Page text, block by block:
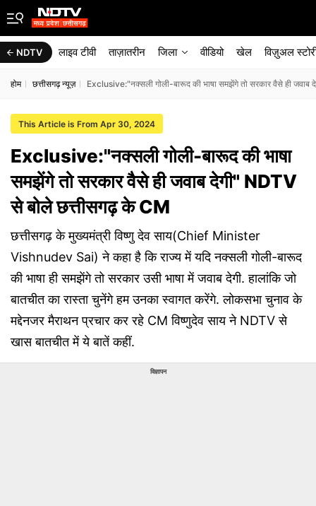
NDTV लाइव टीवी ताज़ातरीन जिला वीडियो खेल विज़ुअल
होम छत्तीसगढ़ न्यूज़ Exclusive:"नक्सली गोली-बारूद की भाषा समझेंगे तो सरकार वैसे ही
This Article is From Apr 30, 2024
Exclusive:"नक्सली गोली-बारूद की भाषा
समझेंगे तो सरकार वैसे ही जवाब देगी" NDTV
से बोले छत्तीसगढ़ के CM
छत्तीसगढ़ के मुख्यमंत्री विष्णु देव साय(Chief Minister
Vishnudev Sai) ने कहा है कि राज्य में यदि नक्सली गोली-बारूद
की भाषा ही समझेंगे तो सरकार उसी भाषा में जवाब देगी. हालांकि जो
बातचीत का रास्ता चुनेंगे हम उनका स्वागत करेंगे. लोकसभा चुनाव के
मद्देनजर मैराथन प्रचार कर रहे CM विष्णुदेव साय ने NDTV से
खास बातचीत में ये बातें कहीं.
विज्ञापन